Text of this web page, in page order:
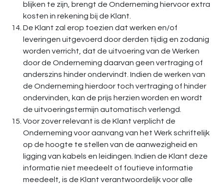
blijken te zijn, brengt de Onderneming hiervoor extra
kosten in rekening bij de Klant.
De Klant zal erop toezien dat werken en/of
leveringen uitgevoerd door derden tijdig en zodanig
worden verricht, dat de uitvoering van de Werken
door de Onderneming daarvan geen vertraging of
anderszins hinder ondervindt. Indien de werken van
de Onderneming hierdoor toch vertraging of hinder
ondervinden, kan de prijs herzien worden en wordt
de uitvoeringstermijn automatisch verlengd.
Voor zover relevant is de Klant verplicht de
Onderneming voor aanvang van het Werk schriftelijk
op de hoogte te stellen van de aanwezigheid en
ligging van kabels en leidingen. Indien de Klant deze
informatie niet meedeelt of foutieve informatie
meedeelt, is de Klant verantwoordelijk voor alle